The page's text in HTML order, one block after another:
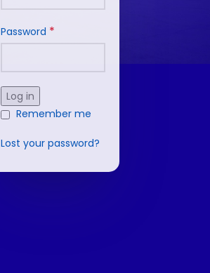
Password *
Log in
Remember me
Lost your password?